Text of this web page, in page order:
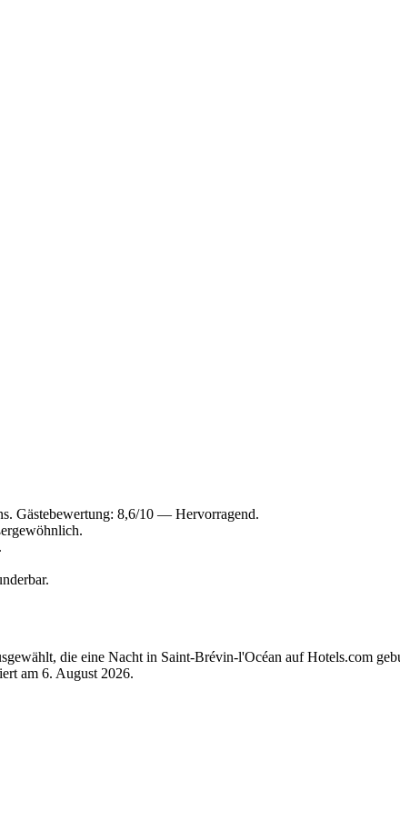
Gästebewertung: 8,6/10 — Hervorragend.
die eine Nacht in Saint-Brévin-l'Océan auf Hotels.com
am 6. August 2026.